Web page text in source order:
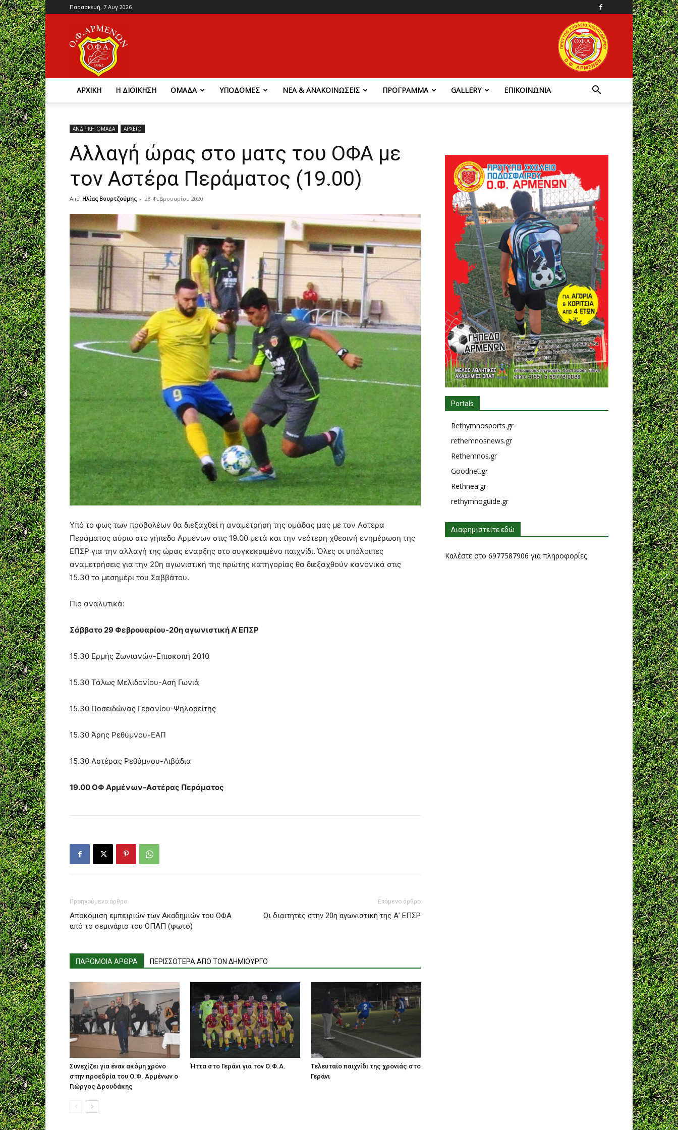
Παρασκευή, 7 Αυγ 2026
ΑΡΧΙΚΗ Η ΔΙΟΙΚΗΣΗ ΟΜΑΔΑ ΥΠΟΔΟΜΕΣ ΝΕΑ & ΑΝΑΚΟΙΝΩΣΕΙΣ ΠΡΟΓΡΑΜΜΑ GALLERY ΕΠΙΚΟΙΝΩΝΙΑ
ΑΝΔΡΙΚΗ ΟΜΑΔΑ ΑΡΧΕΙΟ
Αλλαγή ώρας στο ματς του ΟΦΑ με
τον Αστέρα Περάματος (19.00)
Από Ηλίας Βουρτζούμης - 28 Φεβρουαρίου 2020
Υπό το φως των προβολέων θα διεξαχθεί η αναμέτρηση της ομάδας μας με τον Αστέρα
Περάματος αύριο στο γήπεδο Αρμένων στις 19.00 μετά και την νεότερη χθεσινή ενημέρωση της
ΕΠΣΡ για την αλλαγή της ώρας έναρξης στο συγκεκριμένο παιχνίδι. Όλες οι υπόλοιπες
αναμετρήσεις για την 20η αγωνιστική της πρώτης κατηγορίας θα διεξαχθούν κανονικά στις
15.30 το μεσημέρι του Σαββάτου.
Πιο αναλυτικά:
Σάββατο 29 Φεβρουαρίου-20η αγωνιστική Α’ ΕΠΣΡ
15.30 Ερμής Ζωνιανών-Επισκοπή 2010
15.30 Τάλως Μελιδονίου-Ασή Γωνιά
15.30 Ποσειδώνας Γερανίου-Ψηλορείτης
15.30 Άρης Ρεθύμνου-ΕΑΠ
15.30 Αστέρας Ρεθύμνου-Λιβάδια
19.00 ΟΦ Αρμένων-Αστέρας Περάματος
Προηγούμενο άρθρο
Αποκόμιση εμπειριών των Ακαδημιών του ΟΦΑ
από το σεμινάριο του ΟΠΑΠ (φωτό)
Επόμενο άρθρο
Οι διαιτητές στην 20η αγωνιστική της Α’ ΕΠΣΡ
ΠΑΡΟΜΟΙΑ ΑΡΘΡΑ ΠΕΡΙΣΣΟΤΕΡΑ ΑΠΟ ΤΟΝ ΔΗΜΙΟΥΡΓΟ
Συνεχίζει για έναν ακόμη χρόνο
στην προεδρία του Ο.Φ. Αρμένων ο
Γιώργος Δρουδάκης
Ήττα στο Γεράνι για τον Ο.Φ.Α.
Τελευταίο παιχνίδι της χρονιάς στο
Γεράνι
Portals
Rethymnosports.gr
rethemnosnews.gr
Rethemnos.gr
Goodnet.gr
Rethnea.gr
rethymnoguide.gr
Διαφημιστείτε εδώ
Καλέστε στο 6977587906 για πληροφορίες